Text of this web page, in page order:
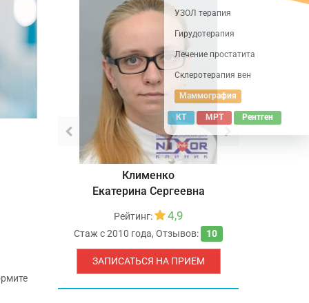
Клименко
Екатерина Сергеевна
Рейтинг: 4,9
Стаж с2010 года, Отзывов: 10
ЗАПИСАТЬСЯ НА ПРИЕМ
УЗОЛ терапия
Гирудотерапия
Лечение простатита
Склеротерапия вен
Маммография
КТ МРТ Рентген